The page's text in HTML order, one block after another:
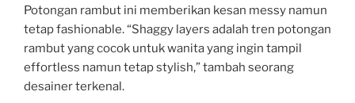
Potongan rambut ini memberikan kesan messy namun
tetap fashionable. “Shaggy layers adalah tren potongan
rambut yang cocok untuk wanita yang ingin tampil
effortless namun tetap stylish,” tambah seorang
desainer terkenal.